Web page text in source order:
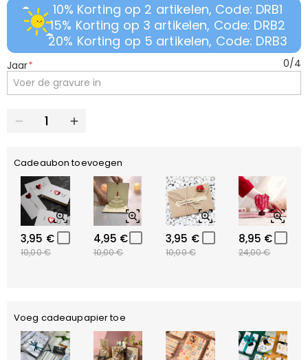
10% Korting op 2 artikelen, Code: DRB1
15% Korting op 3 artikelen, Code: DRB2
20% Korting op 5 artikelen, Code: DRB3
Jaar* 0/4
Cadeaubon toevoegen
3,95 €
10,00 €
4,95 €
10,00 €
3,95 €
10,00 €
8,95 €
24,00 €
Voeg cadeaupapier toe